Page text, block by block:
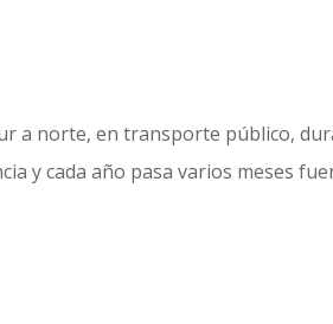
a norte, en transporte público,
y cada año pasa varios meses